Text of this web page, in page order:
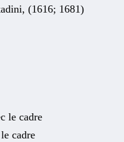
(1616; 1681)
le cadre
cadre